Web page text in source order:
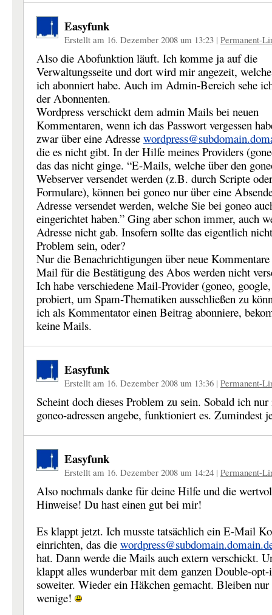
Easyfunk
Erstellt am 16. Dezember 2008 um 13:23 | Permanent-
Also die Abofunktion läuft. Ich komme ja auf die
Verwaltungsseite und dort wird mir angezeit,
ich abonniert habe. Auch im Admin-Bereich sehe
der Abonnenten.
Wordpress verschickt dem admin Mails bei neuen
Kommentaren, wenn ich das Passwort vergessen
zwar über eine Adresse
die es nicht gibt. In der Hilfe meines Providers
das das nicht ginge. “E-Mails, welche über den
Webserver versendet werden (z.B. durch Scripte oder
Formulare), können bei goneo nur über eine
Adresse versendet werden, welche Sie bei goneo
eingerichtet haben.” Ging aber schon immer, auch
Adresse nicht gab. Insofern sollte das eigentlich
Problem sein, oder?
Nur die Benachrichtigungen über neue
Mail für die Bestätigung des Abos werden nicht
Ich habe verschiedene Mail-Provider (goneo,
probiert, um Spam-Thematiken ausschließen zu
ich als Kommentator einen Beitrag abonniere,
keine Mails.
Easyfunk
Erstellt am 16. Dezember 2008 um 13:36 | Permanent-
Scheint doch dieses Problem zu sein. Sobald ich nur
goneo-adressen angebe, funktioniert es. Zumindest
Easyfunk
Erstellt am 16. Dezember 2008 um 14:24 | Permanent-
Also nochmals danke für deine Hilfe und die
Hinweise! Du hast einen gut bei mir!
Es klappt jetzt. Ich musste tatsächlich ein E-Mail
einrichten, das die
hat. Dann werde die Mails auch extern verschickt.
klappt alles wunderbar mit dem ganzen Double-
soweiter. Wieder ein Häkchen gemacht. Bleiben nur
wenige!